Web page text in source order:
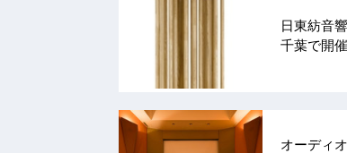
日東紡音
千葉で開催
オーディ